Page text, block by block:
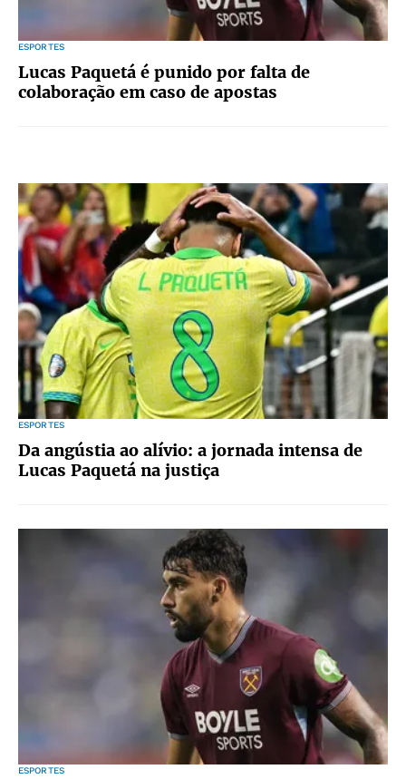
ESPORTES
Lucas Paquetá é punido por falta de
colaboração em caso de apostas
ESPORTES
Da angústia ao alívio: a jornada intensa de
Lucas Paquetá na justiça
ESPORTES